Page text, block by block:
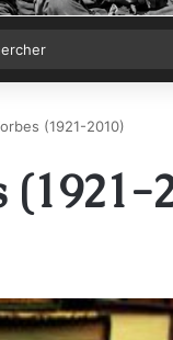
(barre latérale)
(1921-2010)